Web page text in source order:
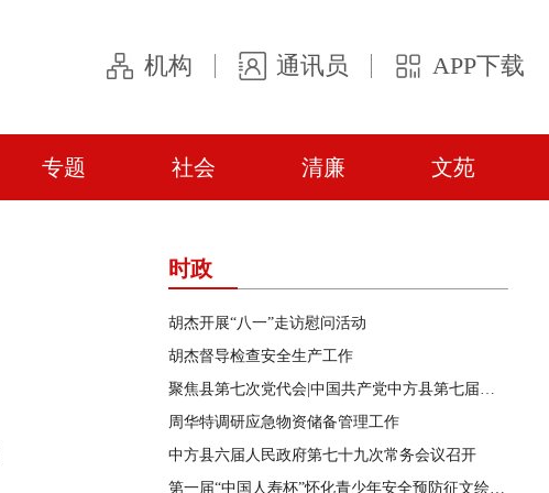
机构 通讯员 APP下载
专题 社会 清廉 文苑
时政
胡杰开展“八一”走访慰问活动
胡杰督导检查安全生产工作
聚焦县第七次党代会|中国共产党中方县第七届委员会第一次全体会议召开
周华特调研应急物资储备管理工作
中方县六届人民政府第七十九次常务会议召开
第一届“中国人寿杯”怀化青少年安全预防征文绘画短视频竞赛活动在中方县启动